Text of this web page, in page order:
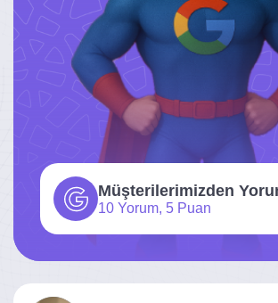
Müşterilerimizden
10 Yorum, 5 Puan